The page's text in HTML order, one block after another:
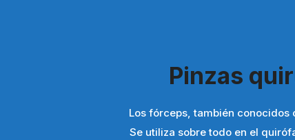
Pinzas
Los fórceps, también conocidos
Se utiliza sobre todo en el